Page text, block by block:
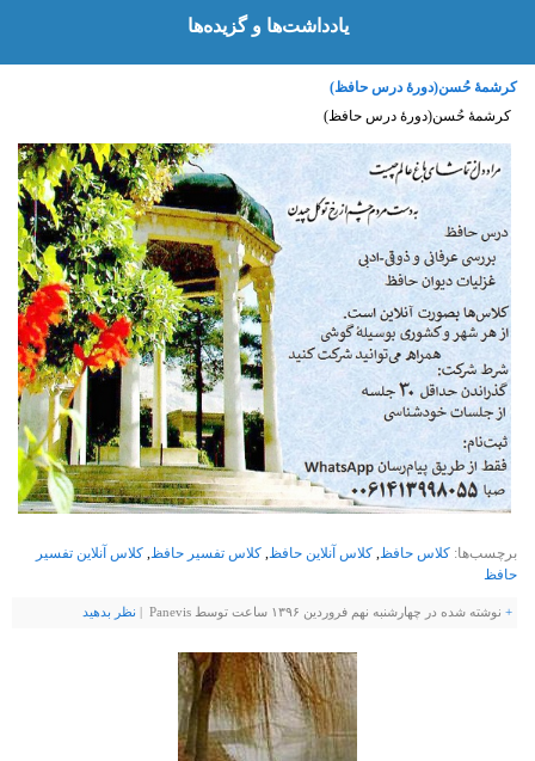
یادداشت‌‌ها و گزیده‌ها
کرشمهٔ حُسن(دورهٔ درس حافظ)
کرشمهٔ حُسن(دورهٔ درس حافظ)
برچسب‌ها: کلاس حافظ, کلاس آنلاین حافظ, کلاس تفسیر حافظ, کلاس آنلاین تفسیر
حافظ
+ نوشته شده در چهارشنبه نهم فروردین ۱۳۹۶ ساعت توسط Panevis | نظر بدهيد